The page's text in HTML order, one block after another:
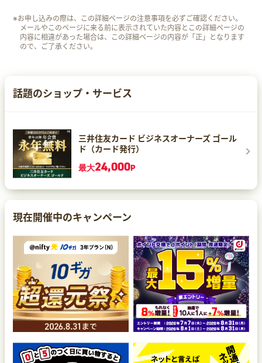
※お申し込みの際は、この詳細ページの注意事項を必ずご確認ください。
メールやこのページに来る前に表示されていた内容とこの詳細ページの
内容に相違があった場合は、この詳細ページの内容が「正」となります
ので、ご了承ください。
話題のショップ・サービス
三井住友カード ビジネスオーナーズ ゴール
ド（カード発行）
最大24,000P
現在開催中のキャンペーン